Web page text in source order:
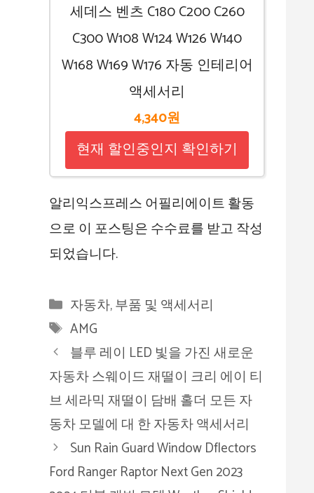
세데스 벤츠 C180 C200 C260
C300 W108 W124 W126 W140
W168 W169 W176 자동 인테리어
액세서리
4,340원
현재 할인중인지 확인하기
알리익스프레스 어필리에이트 활동
으로 이 포스팅은 수수료를 받고 작성
되었습니다.
카
테
고
리
자동차, 부품 및 액세서리
태
그
AMG
블루 레이 LED 빛을 가진 새로운
자동차 스웨이드 재떨이 크리 에이 티
브 세라믹 재떨이 담배 홀더 모든 자
동차 모델에 대 한 자동차 액세서리
Sun Rain Guard Window Dflectors
Ford Ranger Raptor Next Gen 2023